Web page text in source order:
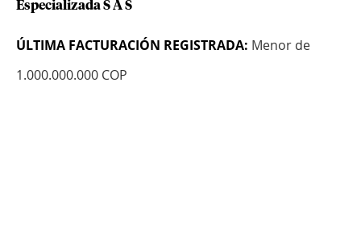
Especializada S A S
ÚLTIMA FACTURACIÓN REGISTRADA: Menor de
1.000.000.000 COP